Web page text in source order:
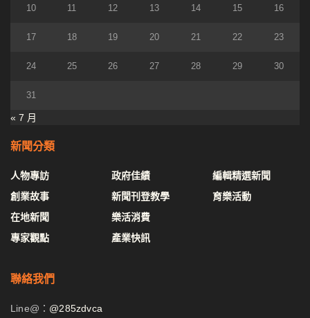
10 11 12 13 14 15 16
17 18 19 20 21 22 23
24 25 26 27 28 29 30
31
« 7 月
新聞分類
人物專訪
創業故事
在地新聞
專家觀點
政府佳績
新聞刊登教學
樂活消費
產業快訊
編輯精選新聞
育樂活動
聯絡我們
Line@： @285zdvca